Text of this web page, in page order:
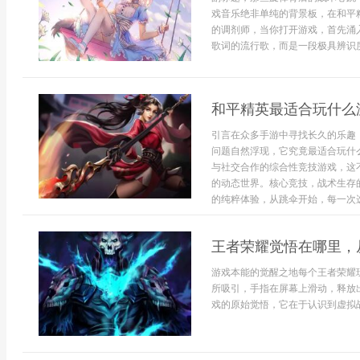
戏音乐绝非单纯的背景板，在和
的调剂师，当你打开游戏，首先
歌词的流行歌，而是一段极具辨
和平精英最适合玩什
引言在众多手游中寻找长久的乐
问题自然浮现，它究竟最适合玩
与社交合作的综合性竞技游戏，
的动态世界。核心竞技，战术生
的纯粹体验，从跳伞开始，每一次
王者荣耀觉悟在哪里
游戏本能的觉醒之地每个王者荣
所吸引，手指在屏幕上滑动，释
戏的原始觉悟，它在于认识到虚拟